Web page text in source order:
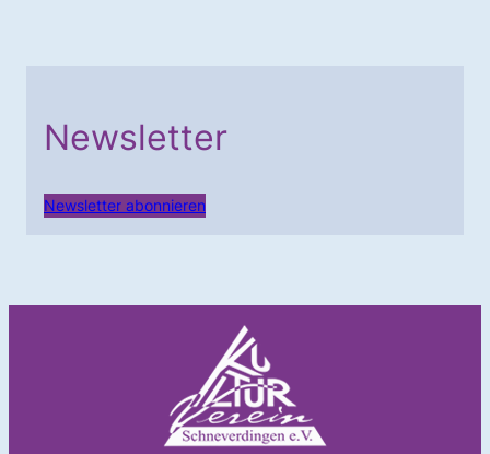
Newsletter
Newsletter abonnieren